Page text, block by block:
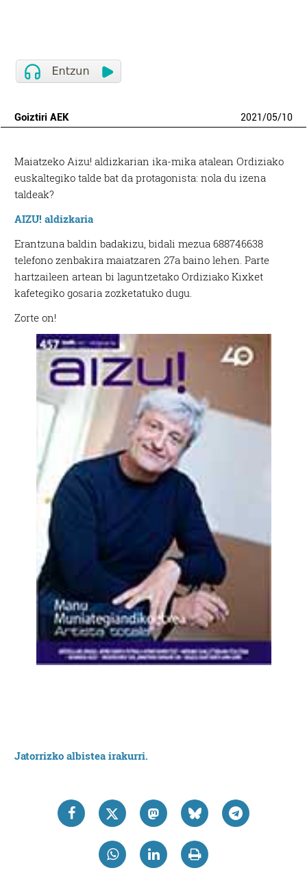
Goiztiri AEK 2021/05/10
Maiatzeko Aizu! aldizkarian ika-mika atalean Ordiziako
euskaltegiko talde bat da protagonista: nola du izena
taldeak?
AIZU! aldizkaria
Erantzuna baldin badakizu, bidali mezua 688746638
telefono zenbakira maiatzaren 27a baino lehen. Parte
hartzaileen artean bi laguntzetako Ordiziako Kixket
kafetegiko gosaria zozketatuko dugu.
Zorte on!
Jatorrizko albistea irakurri.